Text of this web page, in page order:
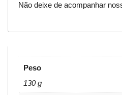
Não deixe de acompanhar
Peso
130 g